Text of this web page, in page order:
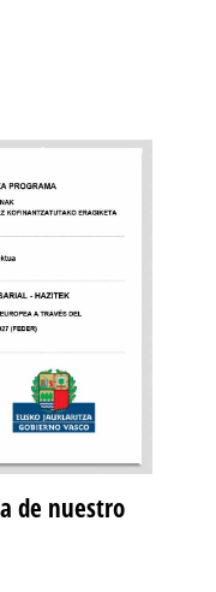
de nuestro